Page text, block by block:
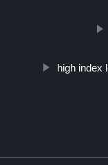
high index